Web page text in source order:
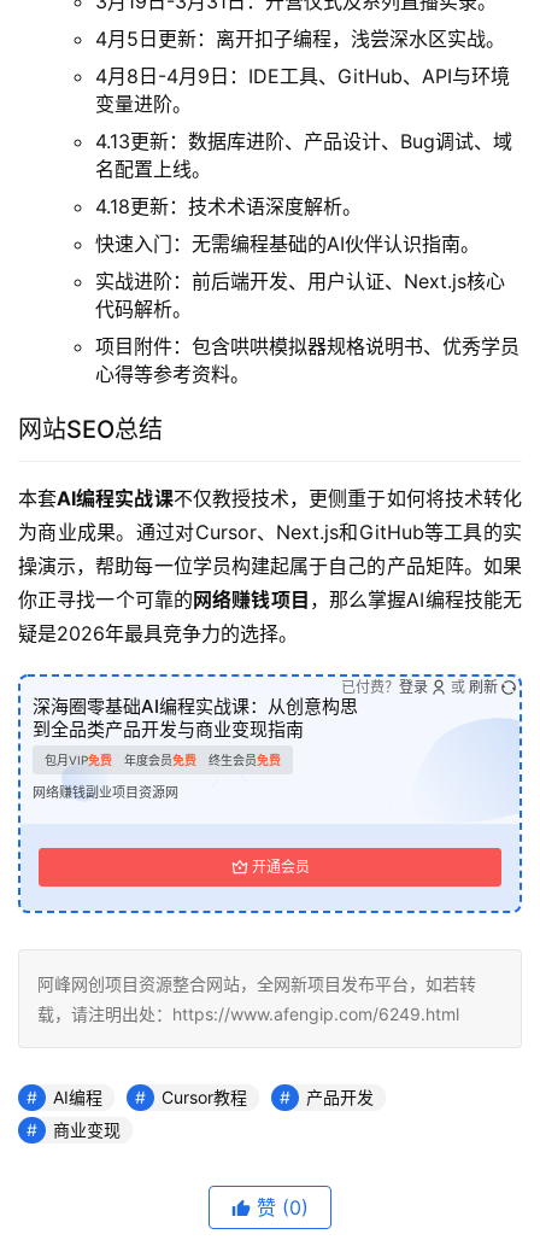
4月5日更新：离开扣子编程，浅尝深水区实战。
4月8日-4月9日：IDE工具、GitHub、API与环境
变量进阶。
4.13更新：数据库进阶、产品设计、Bug调试、域
名配置上线。
4.18更新：技术术语深度解析。
快速入门：无需编程基础的AI伙伴认识指南。
实战进阶：前后端开发、用户认证、Next.js核心
代码解析。
项目附件：包含哄哄模拟器规格说明书、优秀学员
心得等参考资料。
网站SEO总结
本套AI编程实战课不仅教授技术，更侧重于如何将技术转化
为商业成果。通过对Cursor、Next.js和GitHub等工具的实
操演示，帮助每一位学员构建起属于自己的产品矩阵。如果
你正寻找一个可靠的 网络赚钱项目 ，那么掌握AI编程技能无
疑是2026年最具竞争力的选择。
深海圈零基础AI编程实战课：从创意构思
到全品类产品开发与商业变现指南
包月VIP免费 年度会员免费 终生会员免费
网络赚钱副业项目资源网
开通会员
已付费？ 登录 或 刷新
阿峰网创项目资源整合网站，全网新项目发布平台，如若转
载，请注明出处：https://www.afengip.com/6249.html
AI编程 Cursor教程
产品开发
商业变现
赞 (0)